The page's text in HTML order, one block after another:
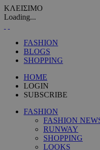
ΚΛΕΙΣΙΜΟ
Loading...
FASHION
BLOGS
SHOPPING
HOME
LOGIN
SUBSCRIBE
FASHION
FASHION
RUNWAY
SHOPPING
LOOKS